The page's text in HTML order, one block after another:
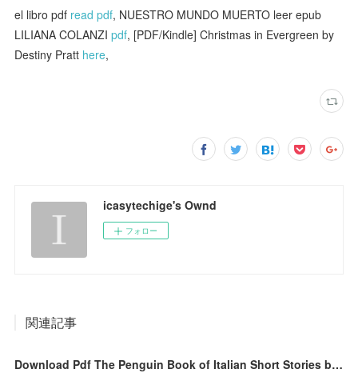
el libro pdf read pdf, NUESTRO MUNDO MUERTO leer epub
LILIANA COLANZIpdf, [PDF/Kindle] Christmas in Evergreen by
Destiny Pratt here,
icasytechige's Ownd
フォロー
関連記事
Download Pdf The Penguin Book of Italian Short Stories by Jhumpa Lahiri